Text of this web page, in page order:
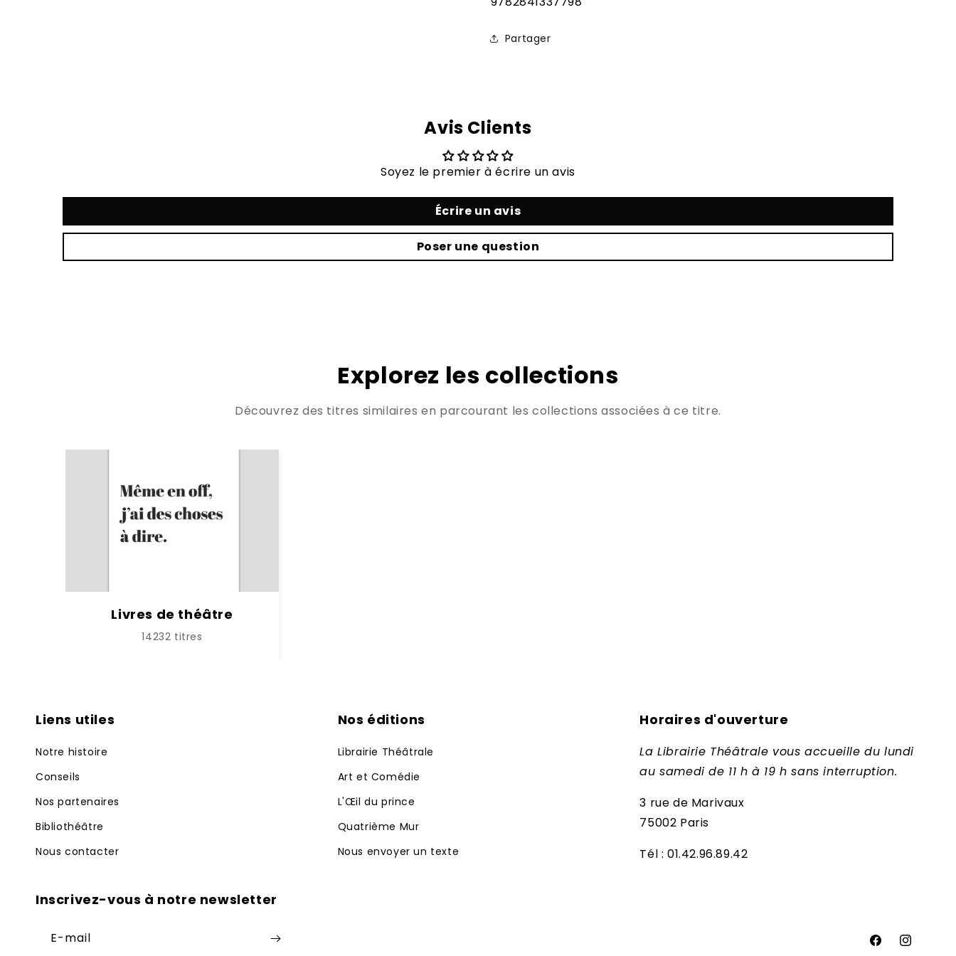
Partager
Avis Clients
Soyez le premier à écrire un avis
Écrire un avis
Poser une question
Explorez les collections
Découvrez des titres similaires en parcourant les collections associées à ce titre.
Livres de théâtre
14232 titres
Liens utiles
Notre histoire
Conseils
Nos partenaires
Bibliothéâtre
Nous contacter
Nos éditions
Librairie Théâtrale
Art et Comédie
L'Œil du prince
Quatrième Mur
Nous envoyer un texte
Horaires d'ouverture
La Librairie Théâtrale vous accueille du lundi
au samedi de 11 h à 19 h sans interruption.
3 rue de Marivaux
75002 Paris
Tél : 01.42.96.89.42
Inscrivez-vous à notre newsletter
E-mail
FacebookInstagram